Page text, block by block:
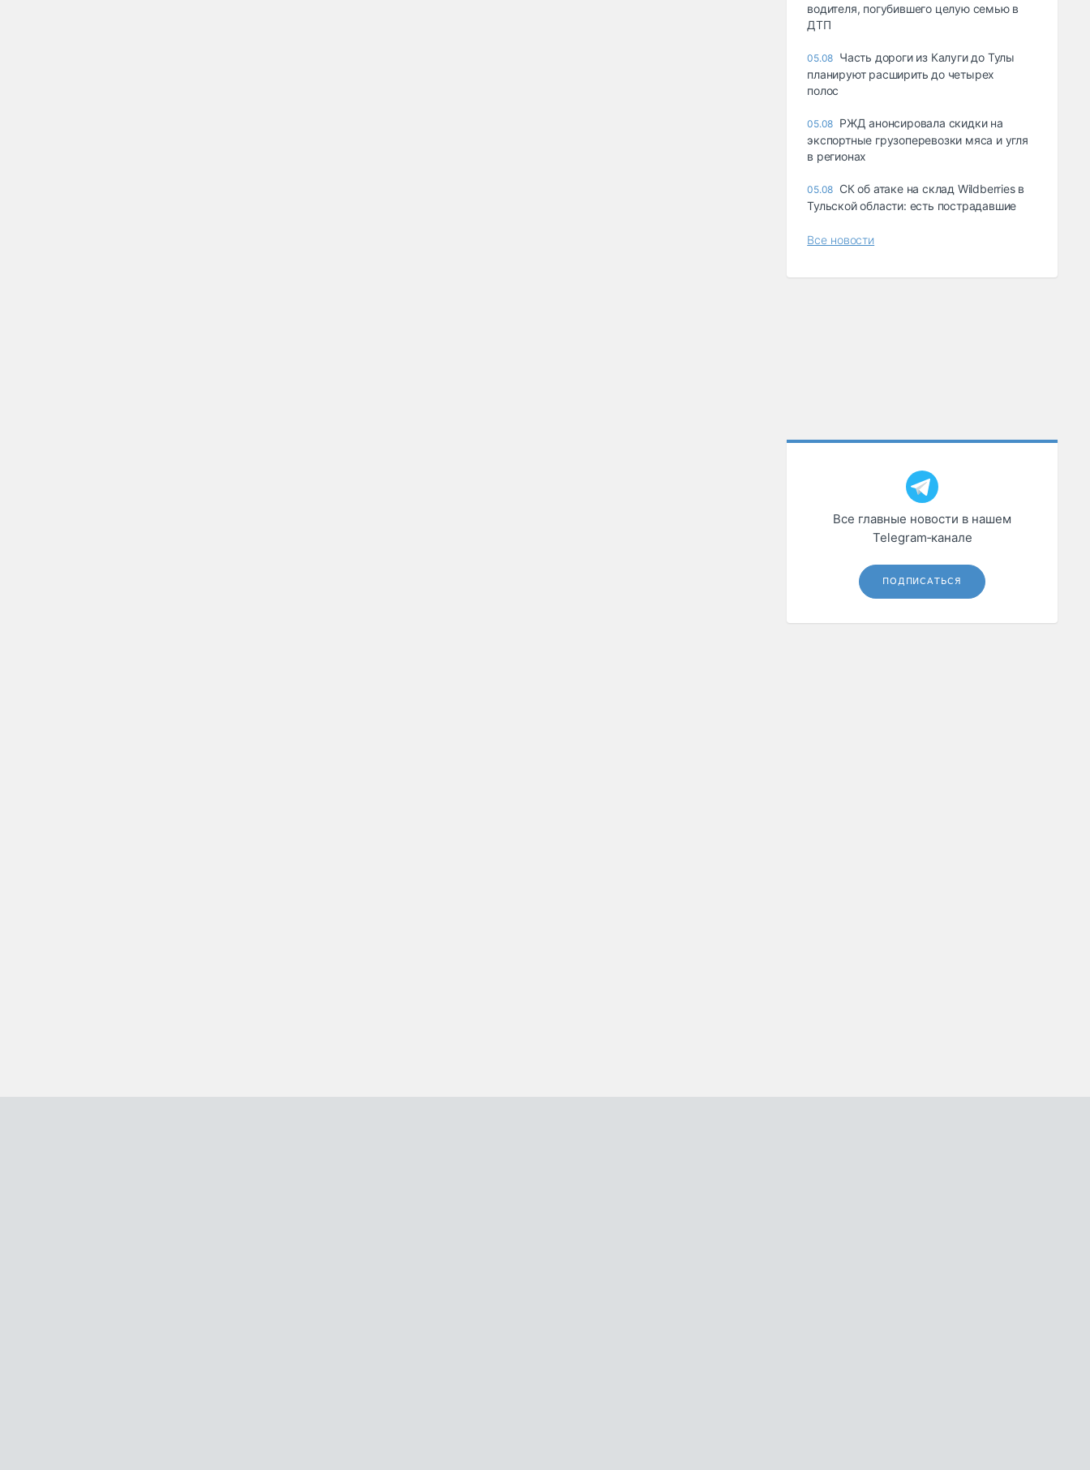
водителя, погубившего целую семью в
ДТП
05.08 Часть дороги из Калуги до Тулы
планируют расширить до четырех
полос
05.08 РЖД анонсировала скидки на
экспортные грузоперевозки мяса и угля
в регионах
05.08 СК об атаке на склад Wildberries в
Тульской области: есть пострадавшие
Все новости
Все главные новости в нашем
Telegram‑канале
ПОДПИСАТЬСЯ